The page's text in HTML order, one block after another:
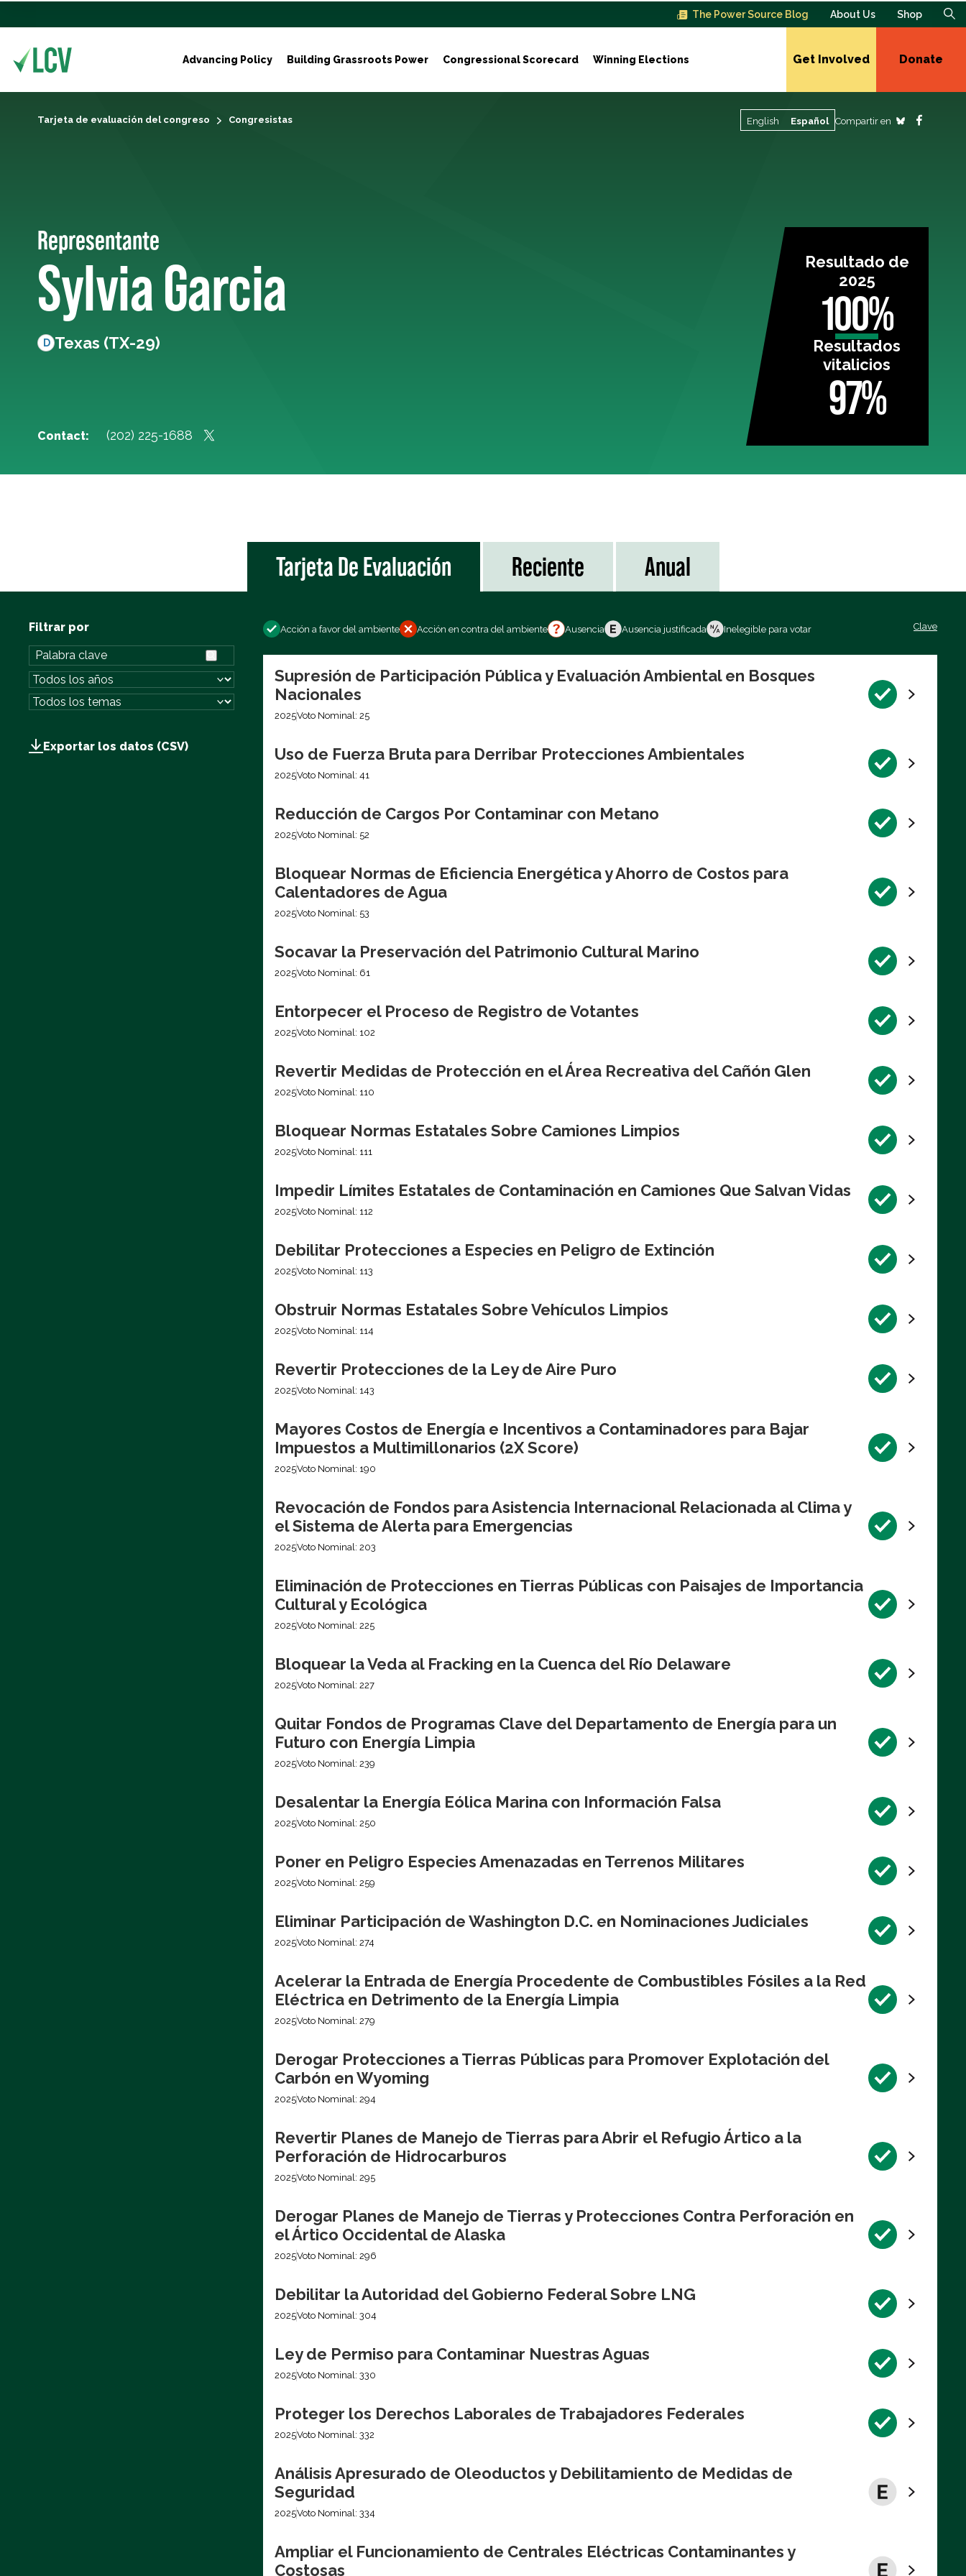
The Power Source Blog About Us Shop
Advancing Policy Building Grassroots Power Congressional Scorecard Winning Elections Get Involved Donate
Tarjeta de evaluación del congreso Congresistas English Español Compartir en
Representante
Sylvia Garcia
D Texas (TX-29)
Contact: (202) 225-1688
Resultado de
2025
100%
Resultados
vitalicios
97%
Tarjeta De Evaluación Reciente Anual
Filtrar por
Exportar los datos (CSV)
Acción a favor del ambiente Acción en contra del ambiente Ausencia Ausencia justificada Inelegible para votar Clave
Supresión de Participación Pública y Evaluación Ambiental en Bosques
Nacionales
2025Voto Nominal: 25
Uso de Fuerza Bruta para Derribar Protecciones Ambientales
2025Voto Nominal: 41
Reducción de Cargos Por Contaminar con Metano
2025Voto Nominal: 52
Bloquear Normas de Eficiencia Energética y Ahorro de Costos para
Calentadores de Agua
2025Voto Nominal: 53
Socavar la Preservación del Patrimonio Cultural Marino
2025Voto Nominal: 61
Entorpecer el Proceso de Registro de Votantes
2025Voto Nominal: 102
Revertir Medidas de Protección en el Área Recreativa del Cañón Glen
2025Voto Nominal: 110
Bloquear Normas Estatales Sobre Camiones Limpios
2025Voto Nominal: 111
Impedir Límites Estatales de Contaminación en Camiones Que Salvan Vidas
2025Voto Nominal: 112
Debilitar Protecciones a Especies en Peligro de Extinción
2025Voto Nominal: 113
Obstruir Normas Estatales Sobre Vehículos Limpios
2025Voto Nominal: 114
Revertir Protecciones de la Ley de Aire Puro
2025Voto Nominal: 143
Mayores Costos de Energía e Incentivos a Contaminadores para Bajar
Impuestos a Multimillonarios (2X Score)
2025Voto Nominal: 190
Revocación de Fondos para Asistencia Internacional Relacionada al Clima y
el Sistema de Alerta para Emergencias
2025Voto Nominal: 203
Eliminación de Protecciones en Tierras Públicas con Paisajes de Importancia
Cultural y Ecológica
2025Voto Nominal: 225
Bloquear la Veda al Fracking en la Cuenca del Río Delaware
2025Voto Nominal: 227
Quitar Fondos de Programas Clave del Departamento de Energía para un
Futuro con Energía Limpia
2025Voto Nominal: 239
Desalentar la Energía Eólica Marina con Información Falsa
2025Voto Nominal: 250
Poner en Peligro Especies Amenazadas en Terrenos Militares
2025Voto Nominal: 259
Eliminar Participación de Washington D.C. en Nominaciones Judiciales
2025Voto Nominal: 274
Acelerar la Entrada de Energía Procedente de Combustibles Fósiles a la Red
Eléctrica en Detrimento de la Energía Limpia
2025Voto Nominal: 279
Derogar Protecciones a Tierras Públicas para Promover Explotación del
Carbón en Wyoming
2025Voto Nominal: 294
Revertir Planes de Manejo de Tierras para Abrir el Refugio Ártico a la
Perforación de Hidrocarburos
2025Voto Nominal: 295
Derogar Planes de Manejo de Tierras y Protecciones Contra Perforación en
el Ártico Occidental de Alaska
2025Voto Nominal: 296
Debilitar la Autoridad del Gobierno Federal Sobre LNG
2025Voto Nominal: 304
Ley de Permiso para Contaminar Nuestras Aguas
2025Voto Nominal: 330
Proteger los Derechos Laborales de Trabajadores Federales
2025Voto Nominal: 332
Análisis Apresurado de Oleoductos y Debilitamiento de Medidas de
Seguridad
2025Voto Nominal: 334
Ampliar el Funcionamiento de Centrales Eléctricas Contaminantes y
Costosas